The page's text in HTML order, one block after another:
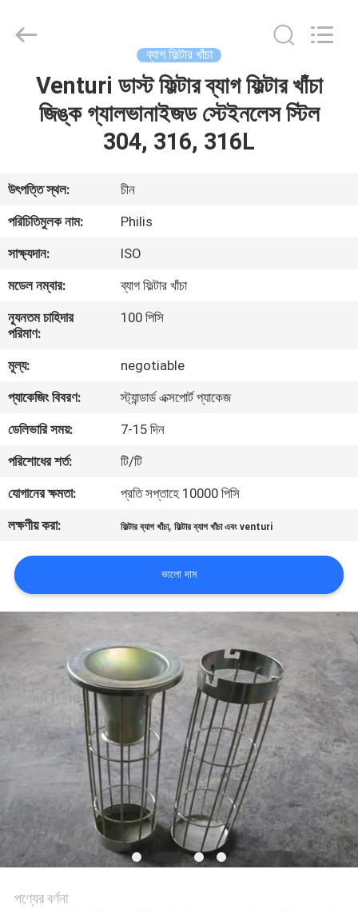
আমাদের
সম্পর্কে
কারখানা
ভ্রমণ
নিয়ন্ত্রণ
আমাদের
সাথে
যোগাযোগ
করুন
উদ্ধৃতির
জন্য
আবেদন
সাইট
ম্যাপ
PRIVACY
POLICY
Technology
ব্যাগ ফিল্টার খাঁচা
Venturi ডাস্ট ফিল্টার ব্যাগ ফিল্টার খাঁচা
জিঙ্ক গ্যালভানাইজড স্টেইনলেস স্টিল
304, 316, 316L
উৎপত্তি স্থল:
চীন
পরিচিতিমুলক নাম:
Philis
সাক্ষ্যদান:
ISO
মডেল নম্বার:
ব্যাগ ফিল্টার খাঁচা
ন্যূনতম চাহিদার
পরিমাণ:
100 পিসি
মূল্য:
negotiable
প্যাকেজিং বিবরণ:
স্ট্যান্ডার্ড এক্সপোর্ট প্যাকেজ
ডেলিভারি সময়:
7-15 দিন
পরিশোধের শর্ত:
টি/টি
যোগানের ক্ষমতা:
প্রতি সপ্তাহে 10000 পিসি
লক্ষণীয় করা:
ফিল্টার ব্যাগ খাঁচা,ফিল্টার ব্যাগ খাঁচা এবং venturi
ভালো দাম
পণ্যের বর্ণনা